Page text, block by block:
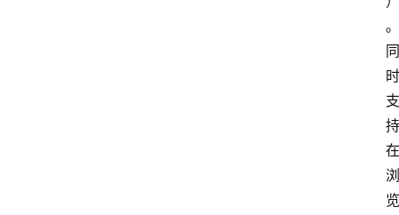
。
同
时
支
持
在
浏
览